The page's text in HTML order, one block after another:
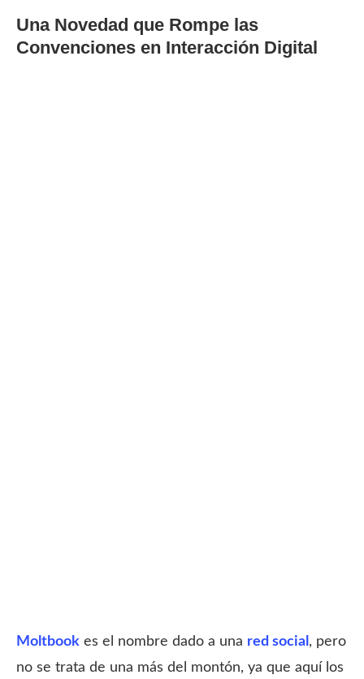
Una Novedad que Rompe las
Convenciones en Interacción Digital
Moltbook es el nombre dado a una red social , pero
no se trata de una más del montón, ya que aquí los